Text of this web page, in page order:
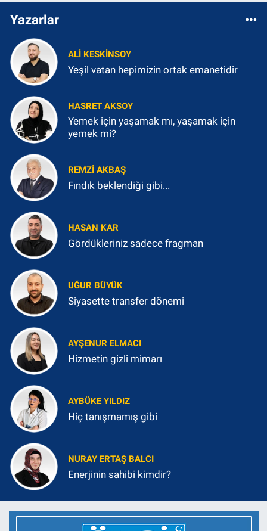
Yazarlar
ALI KESKINSOY
Yeşil vatan hepimizin ortak emanetidir
HASRET AKSOY
Yemek için yaşamak mı, yaşamak için
yemek mi?
REMZI AKBAŞ
Fındık beklendiği gibi...
HASAN KAR
Gördükleriniz sadece fragman
UĞUR BÜYÜK
Siyasette transfer dönemi
AYŞENUR ELMACI
Hizmetin gizli mimarı
AYBÜKE YILDIZ
Hiç tanışmamış gibi
NURAY ERTAŞ BALCI
Enerjinin sahibi kimdir?